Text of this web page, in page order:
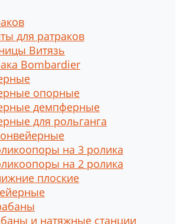
для ратраков
Витязь
Bombardier
опорные
демпферные
для рольганга
на 3 ролика
на 2 ролика
плоские
и натяжные станции